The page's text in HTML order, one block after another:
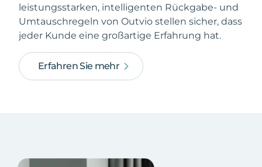
leistungsstarken, intelligenten Rückgabe- und
Umtauschregeln von Outvio stellen sicher, dass
jeder Kunde eine großartige Erfahrung hat.
Erfahren Sie mehr